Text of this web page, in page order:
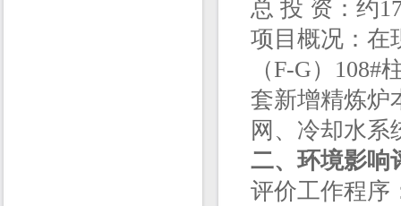
总 投 资：约
项目概况：在
（F-G）
套新增精炼炉
网、冷却水系
二、环境影响
评价工作程序